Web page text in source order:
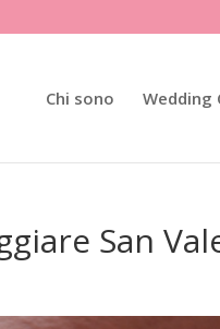
Chi sono Wedding
San